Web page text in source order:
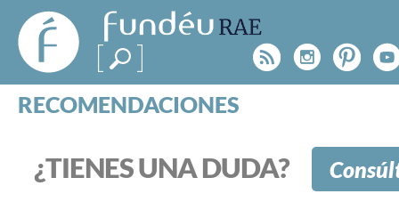
FundéuRAE
- Fundación
del Español
Urgente
Rss
RECOMENDACIONES
CATEGORÍAS
ESPECIALES
BLOG
¿TIENES UNA DUDA?